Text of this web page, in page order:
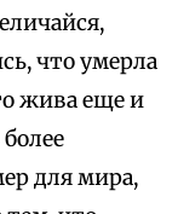
что умерла
жива еще и
для мира,